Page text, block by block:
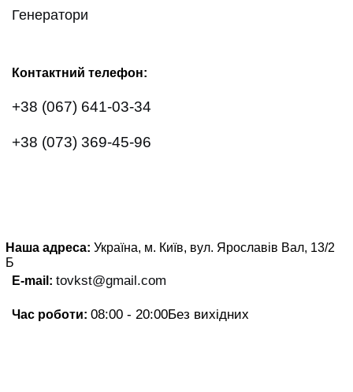
Генератори
Контактний телефон:
+38 (067) 641-03-34
+38 (073) 369-45-96
Наша адреса: Україна, м. Київ, вул. Ярославів Вал, 13/2
Б
E-mail: tovkst@gmail.com
Час роботи: 08:00 - 20:00Без вихідних